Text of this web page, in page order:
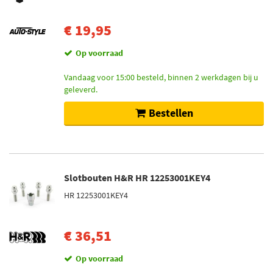
€ 19,95
Op voorraad
Vandaag voor 15:00 besteld, binnen 2 werkdagen bij u
geleverd.
Bestellen
Slotbouten H&R HR 12253001KEY4
HR 12253001KEY4
€ 36,51
Op voorraad